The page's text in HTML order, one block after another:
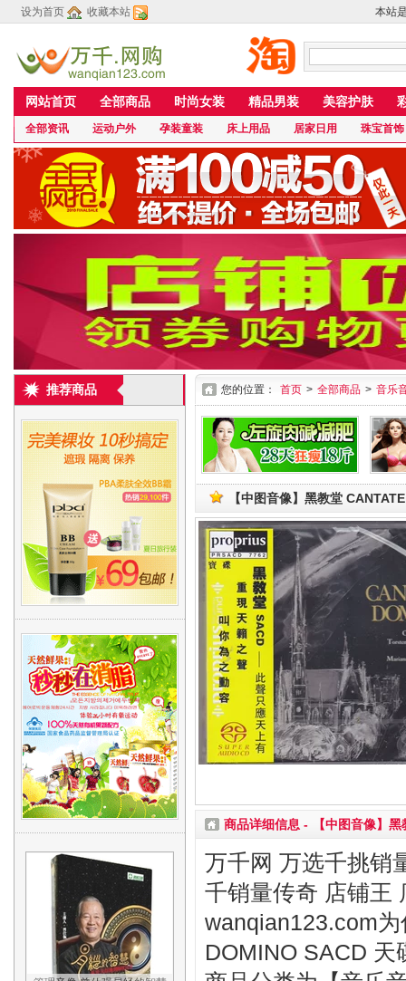
设为首页 收藏本站 本站
网站首页 全部商品 时尚女装 精品男装 美容护肤
全部资讯 运动户外 孕装童装 床上用品 居家日用 珠宝首饰
推荐商品 您的位置： 首页 > 全部商品 > 音乐
【中图音像】黑教堂
商品详细信息 - 【中图音像】
万千网 万选千挑销
千销量传奇 店铺王
wanqian123.com
DOMINO SACD